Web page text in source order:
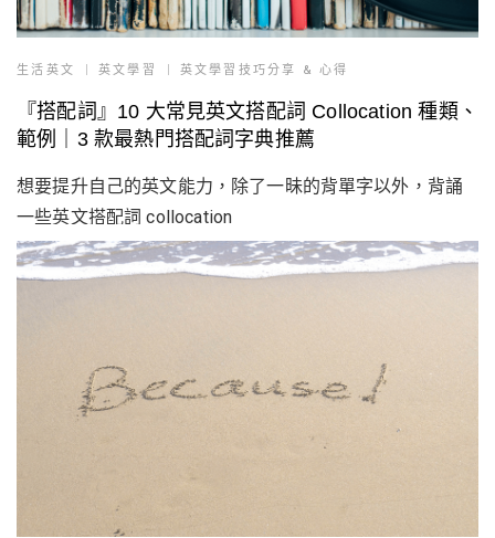
生活英文 英文學習 英文學習技巧分享 & 心得
『搭配詞』10 大常見英文搭配詞 Collocation 種類、
範例｜3 款最熱門搭配詞字典推薦
想要提升自己的英文能力，除了一昧的背單字以外，背誦
一些英文搭配詞 collocation